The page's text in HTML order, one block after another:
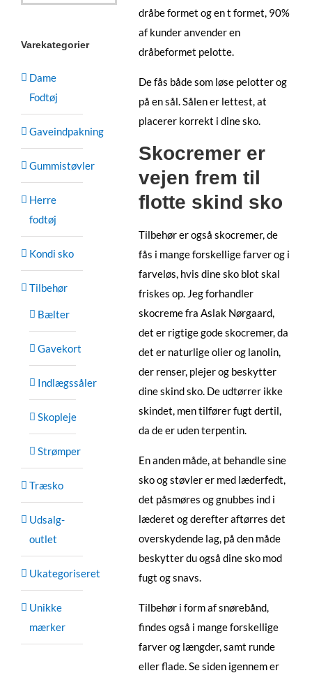
dråbe formet og en t formet, 90%
af kunder anvender en
dråbeformet pelotte.
De fås både som løse pelotter og
på en sål. Sålen er lettest, at
placerer korrekt i dine sko.
Skocremer er
vejen frem til
flotte skind sko
Tilbehør er også skocremer, de
fås i mange forskellige farver og i
farveløs, hvis dine sko blot skal
friskes op. Jeg forhandler
skocreme fra Aslak Nørgaard,
det er rigtige gode skocremer, da
det er naturlige olier og lanolin,
der renser, plejer og beskytter
dine skind sko. De udtørrer ikke
skindet, men tilfører fugt dertil,
da de er uden terpentin.
En anden måde, at behandle sine
sko og støvler er med læderfedt,
det påsmøres og gnubbes ind i
læderet og derefter aftørres det
overskydende lag, på den måde
beskytter du også dine sko mod
fugt og snavs.
Tilbehør i form af snørebånd,
findes også i mange forskellige
farver og længder, samt runde
eller flade. Se siden igennem er
Varekategorier
Dame
Fodtøj
Gaveindpakning
Gummistøvler
Herre
fodtøj
Kondi sko
Tilbehør
Bælter
Gavekort
Indlægssåler
Skopleje
Strømper
Træsko
Udsalg-
outlet
Ukategoriseret
Unikke
mærker